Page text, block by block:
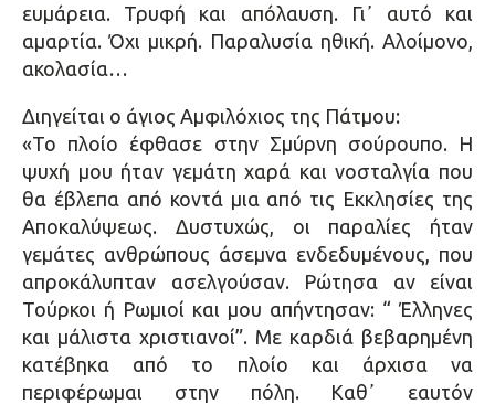
ευμάρεια. Τρυφή και απόλαυση. Γι᾿ αυτό και
αμαρτία. Όχι μικρή. Παραλυσία ηθική. Αλοίμονο,
ακολασία…
Διηγείται ο άγιος Αμφιλόχιος της Πάτμου:
«Το πλοίο έφθασε στην Σμύρνη σούρουπο. Η
ψυχή μου ήταν γεμάτη χαρά και νοσταλγία που
θα έβλεπα από κοντά μια από τις Εκκλησίες της
Αποκαλύψεως. Δυστυχώς, οι παραλίες ήταν
γεμάτες ανθρώπους άσεμνα ενδεδυμένους, που
απροκάλυπταν ασελγούσαν. Ρώτησα αν είναι
Τούρκοι ή Ρωμιοί και μου απήντησαν: “ Έλληνες
και μάλιστα χριστιανοί”. Με καρδιά βεβαρημένη
κατέβηκα από το πλοίο και άρχισα να
περιφέρωμαι στην πόλη. Καθ᾿ εαυτόν